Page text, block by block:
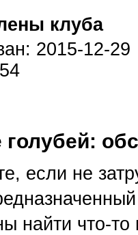
клуба
2015-12-29
голубей:
если не
найти что-